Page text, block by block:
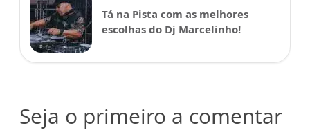
Tá na Pista com as melhores
escolhas do Dj Marcelinho!
Seja o primeiro a comentar